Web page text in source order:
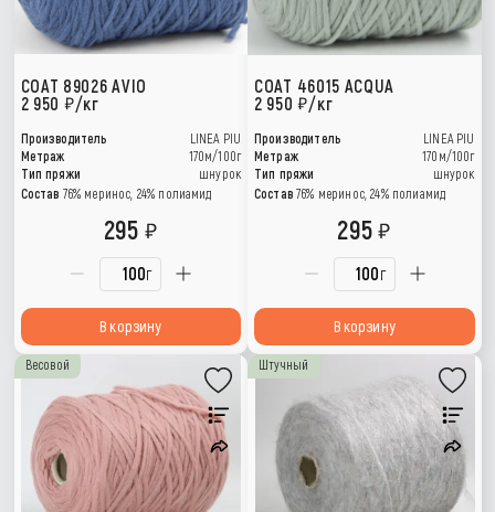
COAT 89026 AVIO
2 950
/кг
Производитель
LINEA PIU
Метраж
170м/100г
Тип пряжи
шнурок
Состав 76% меринос, 24% полиамид
г
295
В корзину
COAT 46015 ACQUA
2 950 /кг
Производитель
LINEA PIU
Метраж
170м/100г
Тип пряжи
шнурок
Состав 76% меринос, 24% полиамид
г
295
В корзину
Весовой Штучный